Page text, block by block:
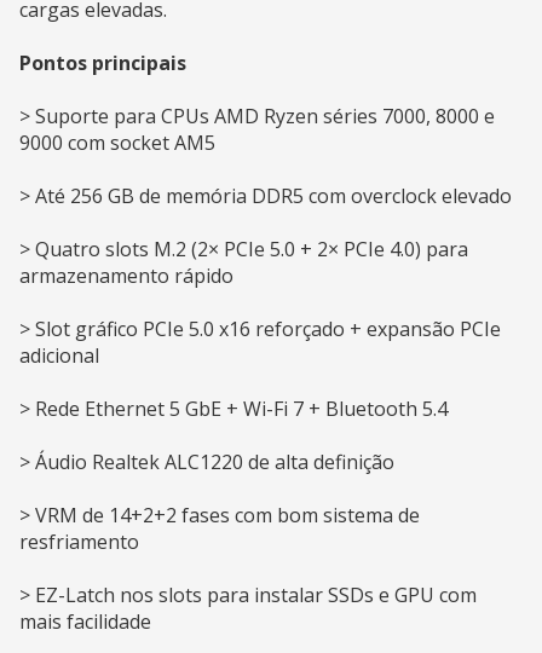
cargas elevadas.
Pontos principais
> Suporte para CPUs AMD Ryzen séries 7000, 8000 e
9000 com socket AM5
> Até 256 GB de memória DDR5 com overclock elevado
> Quatro slots M.2 (2× PCIe 5.0 + 2× PCIe 4.0) para
armazenamento rápido
> Slot gráfico PCIe 5.0 x16 reforçado + expansão PCIe
adicional
> Rede Ethernet 5 GbE + Wi-Fi 7 + Bluetooth 5.4
> Áudio Realtek ALC1220 de alta definição
> VRM de 14+2+2 fases com bom sistema de
resfriamento
> EZ-Latch nos slots para instalar SSDs e GPU com
mais facilidade